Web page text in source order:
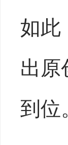
如此
出
到位。